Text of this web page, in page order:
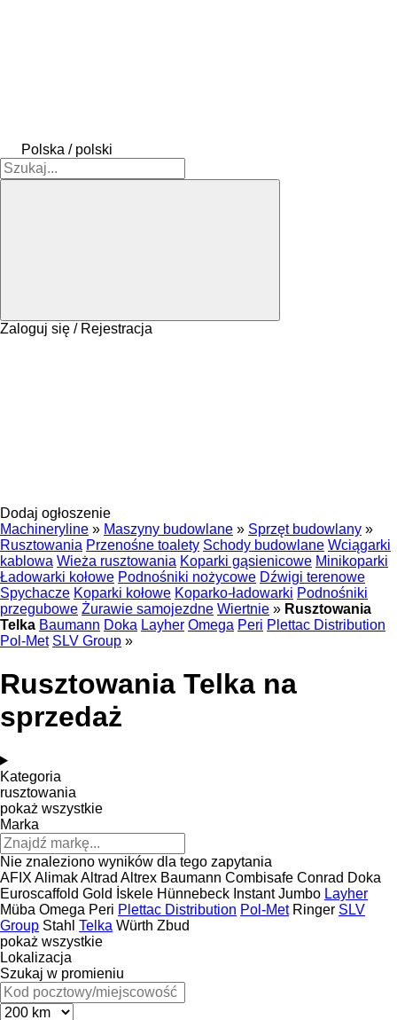
Polska / polski
Zaloguj się / Rejestracja
Dodaj ogłoszenie
Machineryline » Maszyny budowlane » Sprzęt budowlany »
Rusztowania Przenośne toalety Schody budowlane Wciągarki
kablowa Wieża rusztowania Koparki gąsienicowe Minikoparki
Ładowarki kołowe Podnośniki nożycowe Dźwigi terenowe
Spychacze Koparki kołowe Koparko-ładowarki Podnośniki
przegubowe Żurawie samojezdne Wiertnie » Rusztowania
Telka Baumann Doka Layher Omega Peri Plettac Distribution
Pol-Met SLV Group »
Rusztowania Telka na
sprzedaż
Kategoria
rusztowania
pokaż wszystkie
Marka
Nie znaleziono wyników dla tego zapytania
AFIX AlimakAltrad Altrex Baumann Combisafe Conrad Doka
Euroscaffold Gold İskele Hünnebeck Instant Jumbo Layher
Müba Omega Peri Plettac Distribution Pol-Met Ringer SLV
Group Stahl Telka Würth Zbud
pokaż wszystkie
Lokalizacja
Szukaj w promieniu